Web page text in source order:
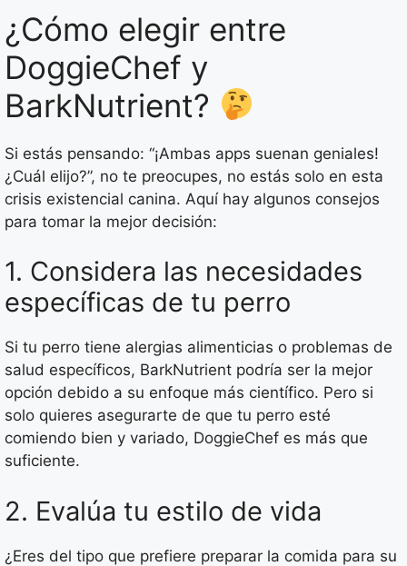
¿Cómo elegir entre
DoggieChef y
BarkNutrient?
Si estás pensando: “¡Ambas apps suenan geniales!
¿Cuál elijo?”, no te preocupes, no estás solo en esta
crisis existencial canina. Aquí hay algunos consejos
para tomar la mejor decisión:
1. Considera las necesidades
específicas de tu perro
Si tu perro tiene alergias alimenticias o problemas de
salud específicos, BarkNutrient podría ser la mejor
opción debido a su enfoque más científico. Pero si
solo quieres asegurarte de que tu perro esté
comiendo bien y variado, DoggieChef es más que
suficiente.
2. Evalúa tu estilo de vida
¿Eres del tipo que prefiere preparar la comida para su